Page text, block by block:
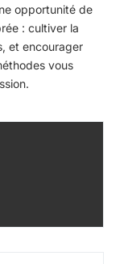
opportunité de
: cultiver la
et encourager
vous